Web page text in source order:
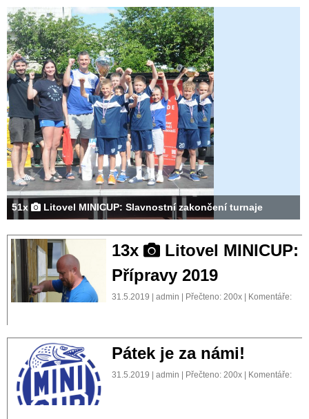
51x Litovel MINICUP: Slavnostní zakončení turnaje
13x
Litovel MINICUP:
Přípravy 2019
31.5.2019 | admin | Přečteno: 200x | Komentáře:
Pátek je za námi!
31.5.2019 | admin | Přečteno: 200x | Komentáře: